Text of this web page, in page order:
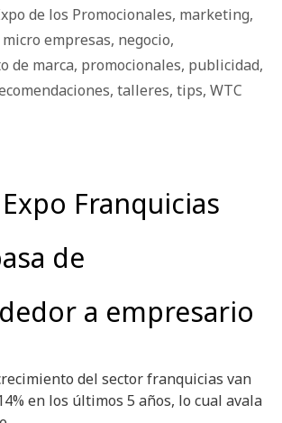
de los Promocionales, marketing,
micro empresas, negocio,
de marca, promocionales, publicidad,
, talleres, tips, WTC
Franquicias
de
a empresario
del sector franquicias van
en los últimos 5 años, lo cual avala